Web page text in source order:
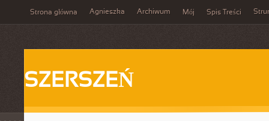
Strona główna Agnieszka Archiwum Mój Spis Treści
SZERSZEŃ